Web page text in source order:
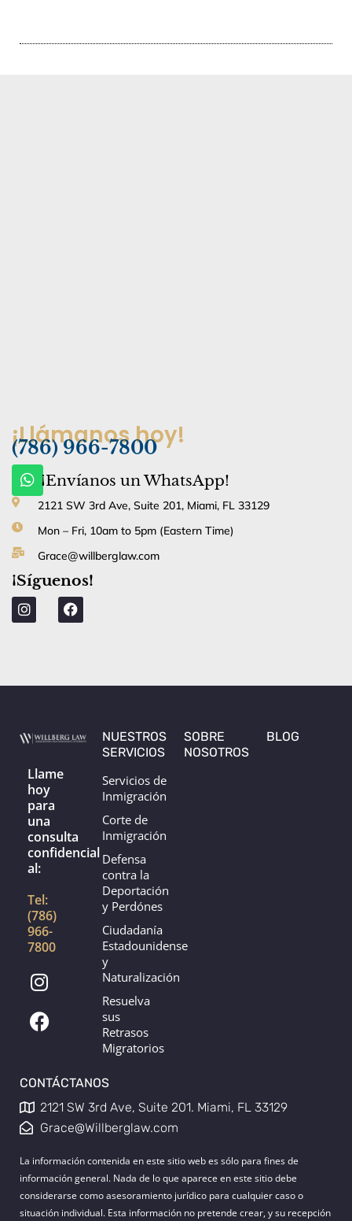
¡Llámanos hoy!
(786) 966-7800
W
h
p
¡Envíanos un WhatsApp!
2121 SW 3rd Ave, Suite 201, Miami, FL 33129
Mon – Fri, 10am to 5pm (Eastern Time)
Grace@willberglaw.com
¡Síguenos!
I
n
r
F
a
o
Llame
hoy
para
una
consulta
confidencial
al:
Tel:
(786)
966-
7800
I
n
s
t
r
a
m
F
a
c
e
o
k
NUESTROS
SERVICIOS
Servicios de
Inmigración
Corte de
Inmigración
Defensa
contra la
Deportación
y Perdónes
Ciudadanía
Estadounidense
y
Naturalización
Resuelva
sus
Retrasos
Migratorios
SOBRE
NOSOTROS
BLOG
CONTÁCTANOS
2121 SW 3rd Ave, Suite 201. Miami, FL 33129
Grace@Willberglaw.com
La información contenida en este sitio web es sólo para fines de
información general. Nada de lo que aparece en este sitio debe
considerarse como asesoramiento jurídico para cualquier caso o
situación individual. Esta información no pretende crear, y su recepción